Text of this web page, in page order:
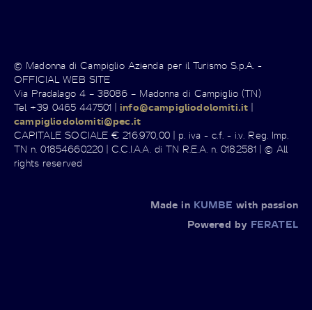
© Madonna di Campiglio Azienda per il Turismo S.p.A. -
OFFICIAL WEB SITE
Via Pradalago 4 – 38086 – Madonna di Campiglio (TN)
Tel +39 0465 447501 |info@campigliodolomiti.it |
campigliodolomiti@pec.it
CAPITALE SOCIALE € 216.970,00 | p. iva - c.f. - i.v. Reg. Imp.
TN n. 01854660220 | C.C.I.A.A. di TN R.E.A. n. 0182581 | © All
rights reserved
Made in KUMBE with passion
Powered by FERATEL